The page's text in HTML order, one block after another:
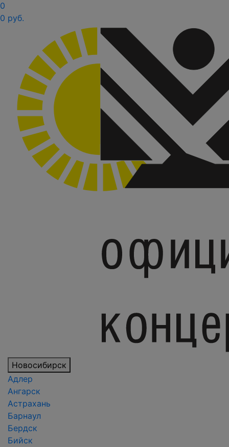
0
0 руб.
Новосибирск
Адлер
Ангарск
Астрахань
Барнаул
Бердск
Бийск